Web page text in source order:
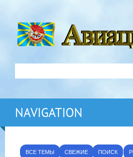
NAVIGATION
ВСЕ ТЕМЫ СВЕЖИЕ ПОИСК